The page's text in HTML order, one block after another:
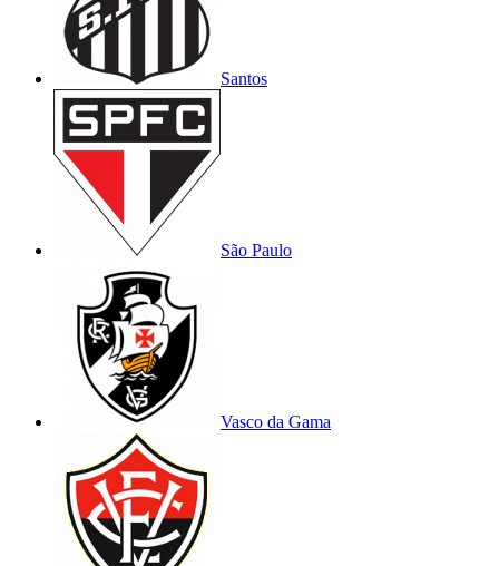
Santos
São Paulo
Vasco da Gama